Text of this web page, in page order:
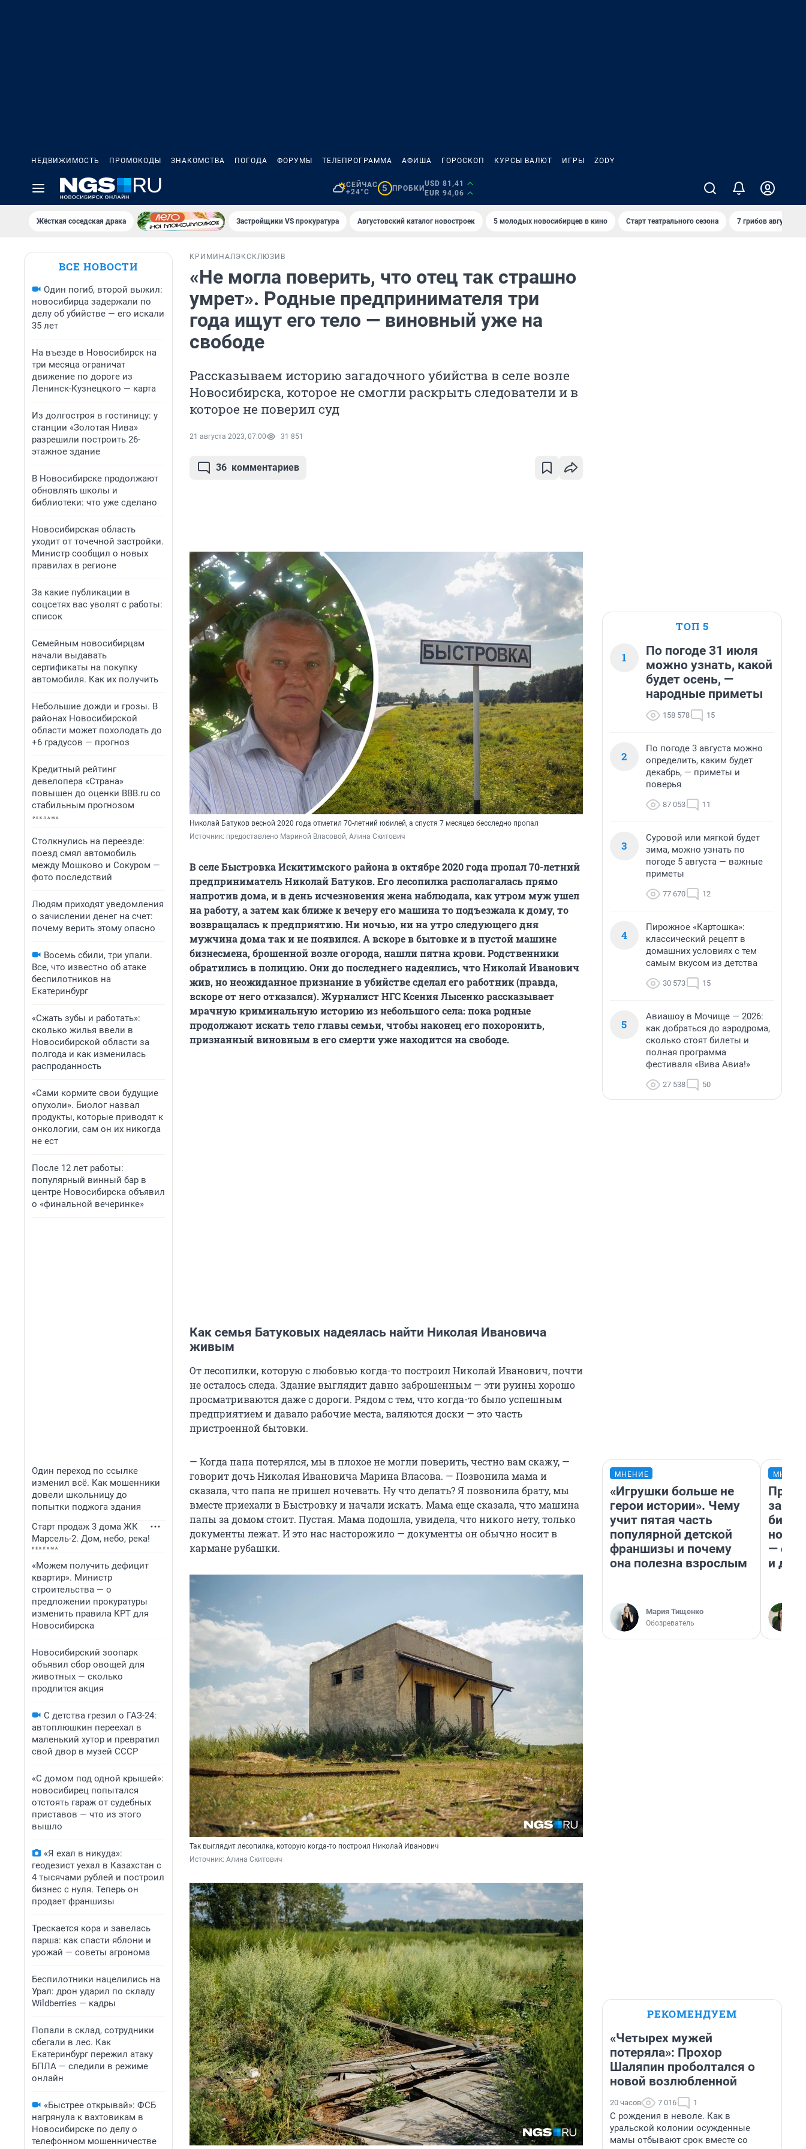
НЕДВИЖИМОСТЬ ПРОМОКОДЫ ЗНАКОМСТВА ПОГОДА ФОРУМЫ ТЕЛЕПРОГРАММА АФИША ГОРОСКОП КУРСЫ ВАЛЮТ ИГРЫ ZODY
СЕЙЧАС
+24°C
5 ПРОБКИ
USD 81,41
EUR 94,06
Жёсткая соседская драка Застройщики VS прокуратура Августовский каталог новостроек 5 молодых новосибирцев в кино Старт театрального сезона 7 грибов августа
ВСЕ НОВОСТИ
Один погиб, второй выжил:
новосибирца задержали по
делу об убийстве — его искали
35 лет
На въезде в Новосибирск на
три месяца ограничат
движение по дороге из
Ленинск-Кузнецкого — карта
Из долгостроя в гостиницу: у
станции «Золотая Нива»
разрешили построить 26-
этажное здание
В Новосибирске продолжают
обновлять школы и
библиотеки: что уже сделано
Новосибирская область
уходит от точечной застройки.
Министр сообщил о новых
правилах в регионе
За какие публикации в
соцсетях вас уволят с работы:
список
Семейным новосибирцам
начали выдавать
сертификаты на покупку
автомобиля. Как их получить
Небольшие дожди и грозы. В
районах Новосибирской
области может похолодать до
+6 градусов — прогноз
Кредитный рейтинг
девелопера «Страна»
повышен до оценки BBB.ru со
стабильным прогнозом
Столкнулись на переезде:
поезд смял автомобиль
между Мошково и Сокуром —
фото последствий
Людям приходят уведомления
о зачислении денег на счет:
почему верить этому опасно
Восемь сбили, три упали.
Все, что известно об атаке
беспилотников на
Екатеринбург
«Сжать зубы и работать»:
сколько жилья ввели в
Новосибирской области за
полгода и как изменилась
распроданность
«Сами кормите свои будущие
опухоли». Биолог назвал
продукты, которые приводят к
онкологии, сам он их никогда
не ест
После 12 лет работы:
популярный винный бар в
центре Новосибирска объявил
о «финальной вечеринке»
Один переход по ссылке
изменил всё. Как мошенники
довели школьницу до
попытки поджога здания
Старт продаж 3 дома ЖК
Марсель-2. Дом, небо, река!
«Можем получить дефицит
квартир». Министр
строительства — о
предложении прокуратуры
изменить правила КРТ для
Новосибирска
Новосибирский зоопарк
объявил сбор овощей для
животных — сколько
продлится акция
С детства грезил о ГАЗ-24:
автоплюшкин переехал в
маленький хутор и превратил
свой двор в музей СССР
«С домом под одной крышей»:
новосибирец попытался
отстоять гараж от судебных
приставов — что из этого
вышло
«Я ехал в никуда»:
геодезист уехал в Казахстан с
4 тысячами рублей и построил
бизнес с нуля. Теперь он
продает франшизы
Трескается кора и завелась
парша: как спасти яблони и
урожай — советы агронома
Беспилотники нацелились на
Урал: дрон ударил по складу
Wildberries — кадры
Попали в склад, сотрудники
сбегали в лес. Как
Екатеринбург пережил атаку
БПЛА — следили в режиме
онлайн
«Быстрее открывай»: ФСБ
нагрянула к вахтовикам в
Новосибирске по делу о
телефонном мошенничестве
КРИМИНАЛ ЭКСКЛЮЗИВ
«Не могла поверить, что отец так страшно
умрет». Родные предпринимателя три
года ищут его тело — виновный уже на
свободе
Рассказываем историю загадочного убийства в селе возле
Новосибирска, которое не смогли раскрыть следователи и в
которое не поверил суд
21 августа 2023, 07:00 31 851
36 комментариев
Николай Батуков весной 2020 года отметил 70-летний юбилей, а спустя 7 месяцев бесследно пропал
Источник: предоставлено Мариной Власовой, Алина Скитович
В селе Быстровка Искитимского района в октябре 2020 года пропал 70-летний
предприниматель Николай Батуков. Его лесопилка располагалась прямо
напротив дома, и в день исчезновения жена наблюдала, как утром муж ушел
на работу, а затем как ближе к вечеру его машина то подъезжала к дому, то
возвращалась к предприятию. Ни ночью, ни на утро следующего дня
мужчина дома так и не появился. А вскоре в бытовке и в пустой машине
бизнесмена, брошенной возле огорода, нашли пятна крови. Родственники
обратились в полицию. Они до последнего надеялись, что Николай Иванович
жив, но неожиданное признание в убийстве сделал его работник (правда,
вскоре от него отказался). Журналист НГС Ксения Лысенко рассказывает
мрачную криминальную историю из небольшого села: пока родные
продолжают искать тело главы семьи, чтобы наконец его похоронить,
признанный виновным в его смерти уже находится на свободе.
Как семья Батуковых надеялась найти Николая Ивановича
живым
От лесопилки, которую с любовью когда-то построил Николай Иванович, почти
не осталось следа. Здание выглядит давно заброшенным — эти руины хорошо
просматриваются даже с дороги. Рядом с тем, что когда-то было успешным
предприятием и давало рабочие места, валяются доски — это часть
пристроенной бытовки.
— Когда папа потерялся, мы в плохое не могли поверить, честно вам скажу, —
говорит дочь Николая Ивановича Марина Власова. — Позвонила мама и
сказала, что папа не пришел ночевать. Ну что делать? Я позвонила брату, мы
вместе приехали в Быстровку и начали искать. Мама еще сказала, что машина
папы за домом стоит. Пустая. Мама подошла, увидела, что никого нету, только
документы лежат. И это нас насторожило — документы он обычно носит в
кармане рубашки.
Так выглядит лесопилка, которую когда-то построил Николай Иванович
Источник: Алина Скитович
ТОП 5
1
По погоде 31 июля
можно узнать, какой
будет осень, —
народные приметы
158 578 15
2
По погоде 3 августа можно
определить, каким будет
декабрь, — приметы и
поверья
87 053 11
3
Суровой или мягкой будет
зима, можно узнать по
погоде 5 августа — важные
приметы
77 670 12
4
Пирожное «Картошка»:
классический рецепт в
домашних условиях с тем
самым вкусом из детства
30 573 15
5
Авиашоу в Мочище — 2026:
как добраться до аэродрома,
сколько стоят билеты и
полная программа
фестиваля «Вива Авиа!»
27 538 50
МНЕНИЕ
«Игрушки больше не
герои истории». Чему
учит пятая часть
популярной детской
франшизы и почему
она полезна взрослым
Мария Тищенко
Обозреватель
— он
и
РЕКОМЕНДУЕМ
«Четырех мужей
потеряла»: Прохор
Шаляпин проболтался о
новой возлюбленной
20 часов 7 016 1
С рождения в неволе. Как в
уральской колонии осужденные
мамы отбывают срок вместе со